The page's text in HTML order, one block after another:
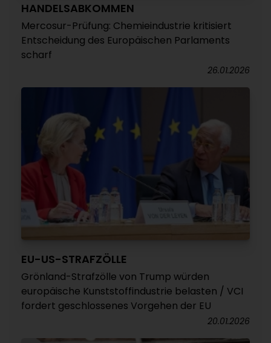
HANDELSABKOMMEN
Mercosur-Prüfung: Chemieindustrie kritisiert
Entscheidung des Europäischen Parlaments
scharf
26.01.2026
EU-US-STRAFZÖLLE
Grönland-Strafzölle von Trump würden
europäische Kunststoffindustrie belasten / VCI
fordert geschlossenes Vorgehen der EU
20.01.2026